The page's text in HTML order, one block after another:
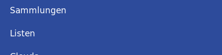
Sammlungen
Listen